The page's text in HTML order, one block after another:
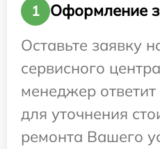
1
Оформление
Оставьте заявку
сервисного
менеджер
для уточнения
ремонта Вашего